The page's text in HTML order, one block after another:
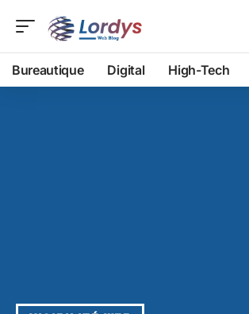
Bureautique Digital High-Tech